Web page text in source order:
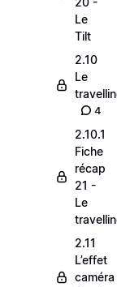
Le
Tilt
2.10
Le
4
2.10.1
Fiche
récap
21 -
Le
2.11
L’effet
caméra